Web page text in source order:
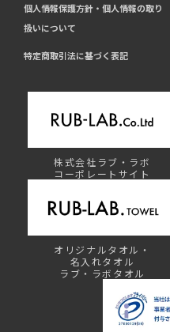
個人情報保護方針・個人情報の取り
扱いについて
特定商取引法に基づく表記
株式会社ラブ・ラボ
コーポレートサイト
オリジナルタオル・
名入れタオル
ラブ・ラボタオル